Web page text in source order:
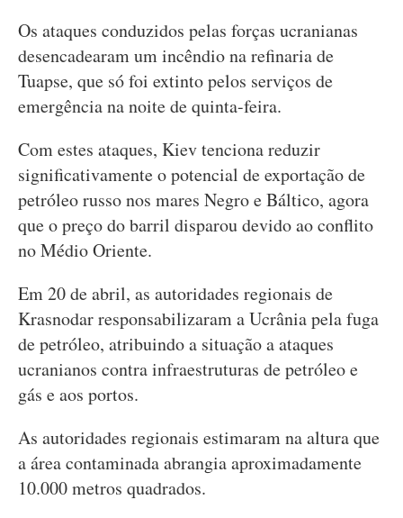
Os ataques conduzidos pelas forças ucranianas
desencadearam um incêndio na refinaria de
Tuapse, que só foi extinto pelos serviços de
emergência na noite de quinta-feira.
Com estes ataques, Kiev tenciona reduzir
significativamente o potencial de exportação de
petróleo russo nos mares Negro e Báltico, agora
que o preço do barril disparou devido ao conflito
no Médio Oriente.
Em 20 de abril, as autoridades regionais de
Krasnodar responsabilizaram a Ucrânia pela fuga
de petróleo, atribuindo a situação a ataques
ucranianos contra infraestruturas de petróleo e
gás e aos portos.
As autoridades regionais estimaram na altura que
a área contaminada abrangia aproximadamente
10.000 metros quadrados.